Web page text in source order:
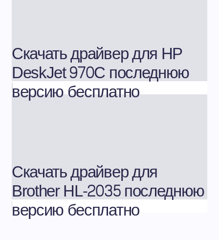
Скачать драйвер для HP
DeskJet 970C последнюю
версию бесплатно
Скачать драйвер для
Brother HL-2035 последнюю
версию бесплатно